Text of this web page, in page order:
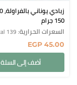
150 جرام
EGP 45.00
أضف إلى السلة
السعرات الحرارية: 139 Kcal